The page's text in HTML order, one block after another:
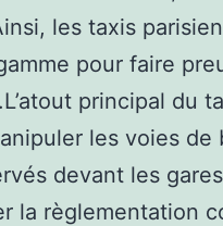
les taxis
pour faire
principal du
les voies
devant les
la règlementation